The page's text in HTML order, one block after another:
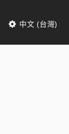
中文 (台灣)